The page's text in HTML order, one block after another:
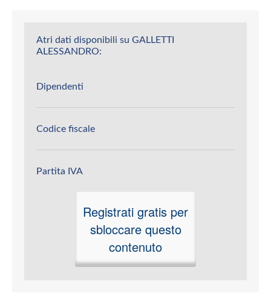
Atri dati disponibili su GALLETTI
ALESSANDRO:
Dipendenti
Codice fiscale
Partita IVA
Registrati gratis per
sbloccare questo
contenuto